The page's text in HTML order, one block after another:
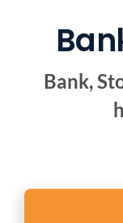
Bank,